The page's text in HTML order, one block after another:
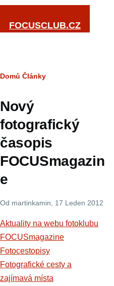
Přejít k hlavnímu obsahu
FOCUSCLUB.CZ
Drobečková
navigace
Domů Články
Nový
fotografický
časopis
FOCUSmagazin
e
Od martinkamin , 17 Leden 2012
Aktuality na webu fotoklubu
FOCUSmagazine
Fotocestopisy
Fotografické cesty a
zajímavá místa